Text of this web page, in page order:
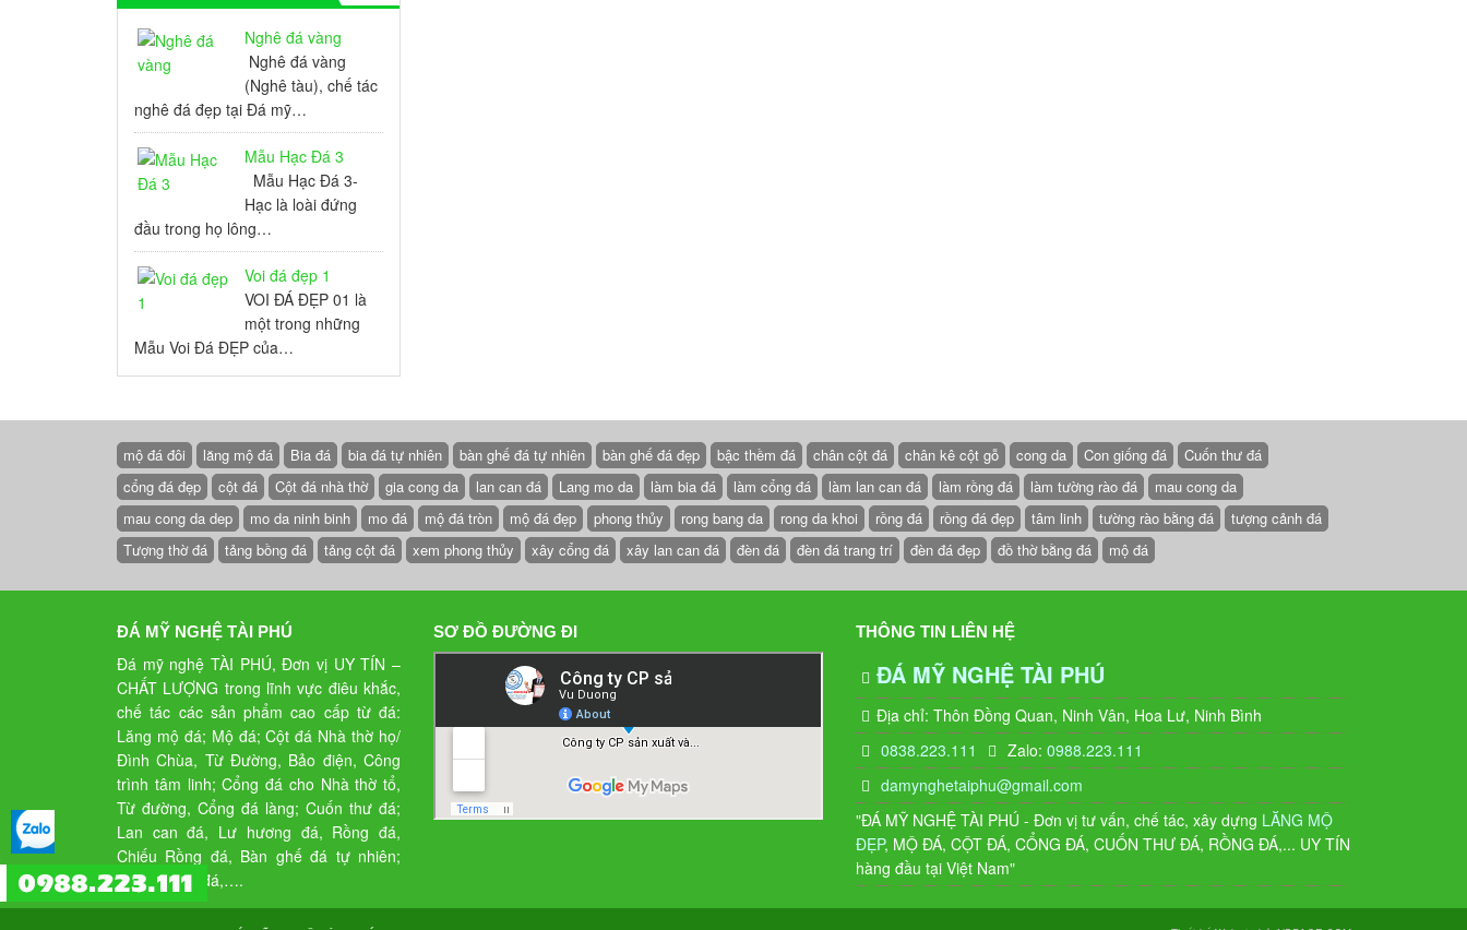
Nghê đá vàng
Nghê đá vàng
(Nghê tàu), chế tác
nghê đá đẹp tại Đá mỹ…
Mẫu Hạc Đá 3
Mẫu Hạc Đá 3-
Hạc là loài đứng
đầu trong họ lông…
Voi đá đẹp 1
VOI ĐÁ ĐẸP 01 là
một trong những
Mẫu Voi Đá ĐẸP của…
mộ đá đôi lăng mộ đá Bia đá bia đá tự nhiên bàn ghế đá tự nhiên bàn ghế đá đẹp bậc thềm đá chân cột đá chân kê cột gỗ cong da Con giống đá
Cuốn thư đá
cổng đá đẹp
cột đá Cột đá nhà thờ gia cong da lan can đá Lang mo da làm bia đá làm cổng đá làm lan can đá làm rồng đá làm tường rào đá
mau cong da
mau cong da dep
mo da ninh binh mo đá mộ đá tròn mộ đá đẹp phong thủy rong bang da rong da khoi rồng đá rồng đá đẹp tâm linh tường rào bằng đá
tượng cảnh đá
Tượng thờ đá
tảng bồng đá tảng cột đá xem phong thủy xây cổng đá xây lan can đá đèn đá đèn đá trang trí đèn đá đẹp đồ thờ bằng đá mộ đá
ĐÁ MỸ NGHỆ TÀI PHÚ
Đá mỹ nghệ TÀI PHÚ, Đơn vị UY TÍN –
CHẤT LƯỢNG trong lĩnh vực điêu khắc,
chế tác các sản phẩm cao cấp từ đá:
Lăng mộ đá; Mộ đá; Cột đá Nhà thờ họ/
Đình Chùa, Từ Đường, Bảo điện, Công
trình tâm linh; Cổng đá cho Nhà thờ tổ,
Từ đường, Cổng đá làng; Cuốn thư đá;
Lan can đá, Lư hương đá, Rồng đá,
Chiếu Rồng đá, Bàn ghế đá tự nhiên;
Tượng phật đá,….
SƠ ĐỒ ĐƯỜNG ĐI THÔNG TIN LIÊN HỆ
ĐÁ MỸ NGHỆ TÀI PHÚ
Địa chỉ: Thôn Đồng Quan, Ninh Vân, Hoa Lư, Ninh Bình
0838.223.111
Zalo: 0988.223.111
damynghetaiphu@gmail.com
"ĐÁ MỸ NGHỆ TÀI PHÚ - Đơn vị tư vấn, chế tác, xây dựng LĂNG MỘ
ĐẸP, MỘ ĐÁ, CỘT ĐÁ, CỔNG ĐÁ, CUỐN THƯ ĐÁ, RỒNG ĐÁ,... UY TÍN
hàng đầu tại Việt Nam"